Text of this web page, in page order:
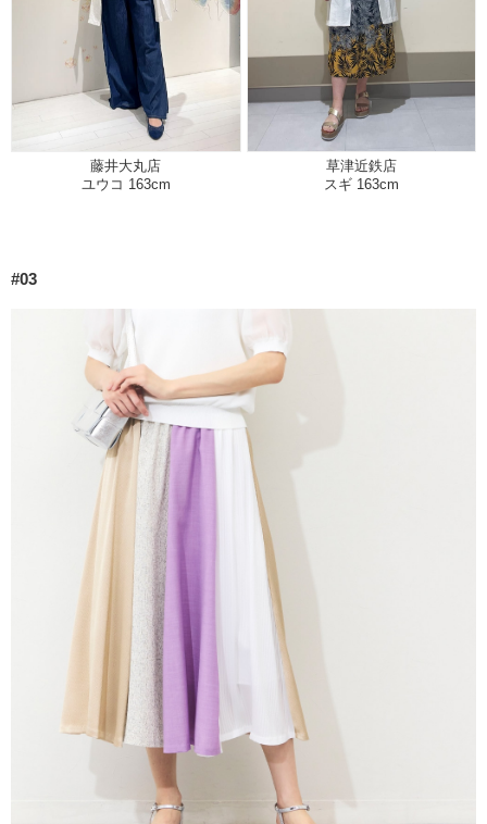
藤井大丸店
ユウコ 163cm
草津近鉄店
スギ 163cm
#03